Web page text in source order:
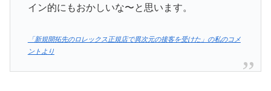
イン的にもおかしいな〜と思います。
「新規開拓先のロレックス正規店で異次元の接客を受けた」の私のコメ
ントより